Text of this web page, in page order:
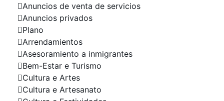
Anuncios de venta de servicios
Anuncios privados
Plano
Arrendamientos
Asesoramiento a inmigrantes
Bem-Estar e Turismo
Cultura e Artes
Cultura e Artesanato